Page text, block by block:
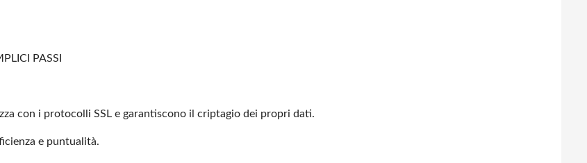
PASSI
con i protocolli SSL e garantiscono il criptagio dei propri dati.
e puntualità.